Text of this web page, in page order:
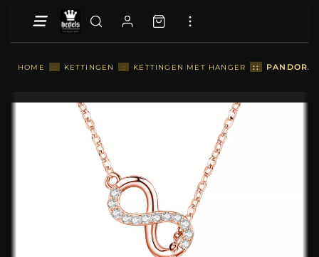
HOME :: KETTINGEN :: KETTINGEN MET HANGER :: PANDORA